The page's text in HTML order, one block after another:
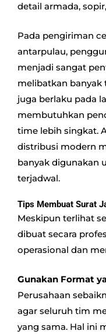
detail armada,
Pada pengiriman
antarpulau,
menjadi sangat
melibatkan banyak
juga berlaku pada
membutuhkan
time lebih singkat.
distribusi modern
banyak digunakan
terjadwal.
Tips Membuat Surat
Meskipun terlihat
dibuat secara
operasional dan
Gunakan Format
Perusahaan
agar seluruh tim
yang sama. Hal ini